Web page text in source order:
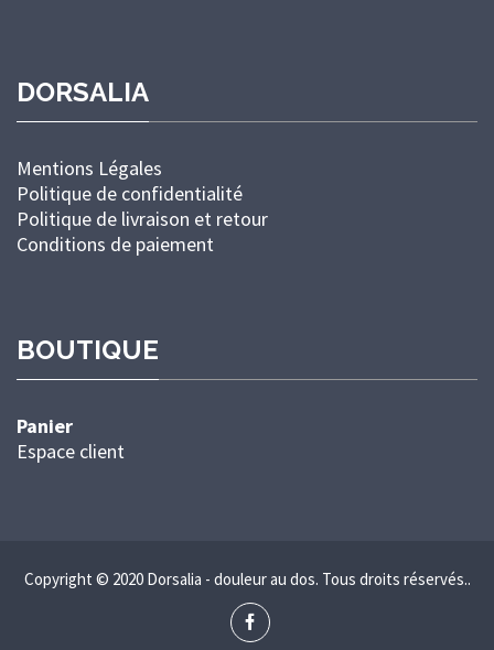
DORSALIA
Mentions Légales
Politique de confidentialité
Politique de livraison et retour
Conditions de paiement
BOUTIQUE
Panier
Espace client
Copyright © 2020 Dorsalia - douleur au dos. Tous droits réservés..